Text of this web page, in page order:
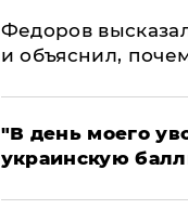
Федоров
и объяснил,
​"В день моего
украинскую